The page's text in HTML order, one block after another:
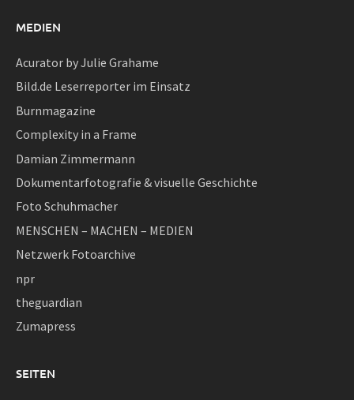
MEDIEN
Acurator by Julie Grahame
Bild.de Leserreporter im Einsatz
Burnmagazine
Complexity in a Frame
Damian Zimmermann
Dokumentarfotografie & visuelle Geschichte
Foto Schuhmacher
MENSCHEN – MACHEN – MEDIEN
Netzwerk Fotoarchive
npr
theguardian
Zumapress
SEITEN